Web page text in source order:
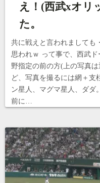
え！(西武xオリ
た。
共に戦えと言われましても
思われｗ って事で、西武
野指定の前の方(上の写真
ど、写真を撮るには網＋支
ン星人、マグマ星人、ダダ
前に…